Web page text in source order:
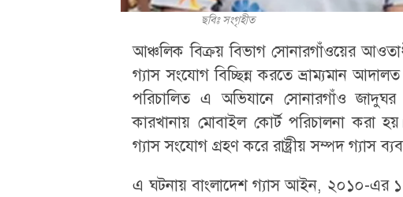
ছবিঃ সংগৃহীত
আঞ্চলিক বিক্রয় বিভাগ সোনারগাঁওয়ের
গ্যাস সংযোগ বিচ্ছিন্ন করতে ভ্রাম্যমান
পরিচালিত এ অভিযানে সোনারগাঁও
কারখানায় মোবাইল কোর্ট পরিচালনা করা
গ্যাস সংযোগ গ্রহণ করে রাষ্ট্রীয় সম্পদ গ্যাস
এ ঘটনায় বাংলাদেশ গ্যাস আইন, ২০১০-এর